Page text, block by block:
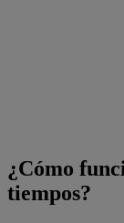
¿Cómo
tiempos?